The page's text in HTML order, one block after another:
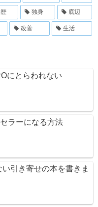
独身 底辺
改善 生活
にとらわれない
ラーになる方法
引き寄せの本を書きま